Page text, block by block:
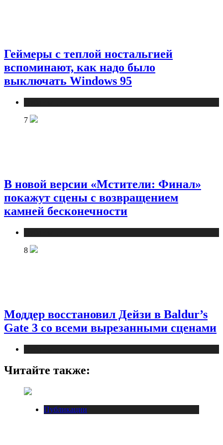
Геймеры с теплой ностальгией
вспоминают, как надо было
выключать Windows 95
7
В новой версии «Мстители: Финал»
покажут сцены с возвращением
камней бесконечности
8
Моддер восстановил Дейзи в Baldur’s
Gate 3 со всеми вырезанными сценами
Читайте также:
Публикации